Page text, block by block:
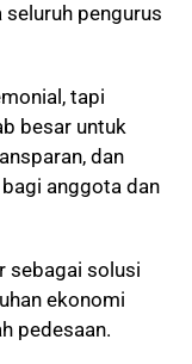
pengurus
tapi
besar untuk
dan
anggota dan
sebagai solusi
ekonomi
pedesaan.